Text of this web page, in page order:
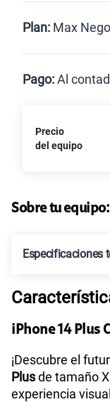
Postpago
Plan: Max
Paga solo
Paga solo
Pago:Al
Al contado
Precio
del equipo
Sobre tu equipo:
Especificaciones
Tecnología de
Sistema
iPhone 14 Plus
¡Descubre el
Plusde tamaño
experiencia